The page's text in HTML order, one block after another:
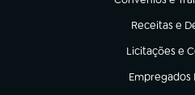
(abre em nova
Receitas e
(abre em
Licitações e
(abre em
Empregados
(abre em